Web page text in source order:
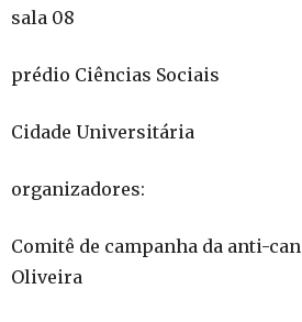
sala 08
prédio Ciências Sociais
Cidade Universitária
organizadores:
Comitê de campanha da anti-
Oliveira